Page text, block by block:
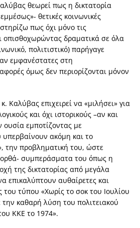
θεωρεί πως η δικτατορία
θετικές κοινωνικές
πως όχι μόνο τις
οπισθοχωρώντας δραματικά σε όλα
πολιτιστικό) παρήγαγε
εμφανέστατες στη
όμως δεν περιορίζονται μόνον
Καλύβας επιχειρεί να «μιλήσει» για
και όχι ιστορικούς –αν και
ουσία εμποτίζοντας με
ακόμη και το
την προβληματική του, ώστε
συμπεράσματα του όπως η
της δικτατορίας από μεγάλα
επικαλύπτουν αυθαίρετες και
του τύπου «Χωρίς το σοκ του Ιουλίου
την καθαρή λύση του πολιτειακού
ΚΚΕ το 1974».